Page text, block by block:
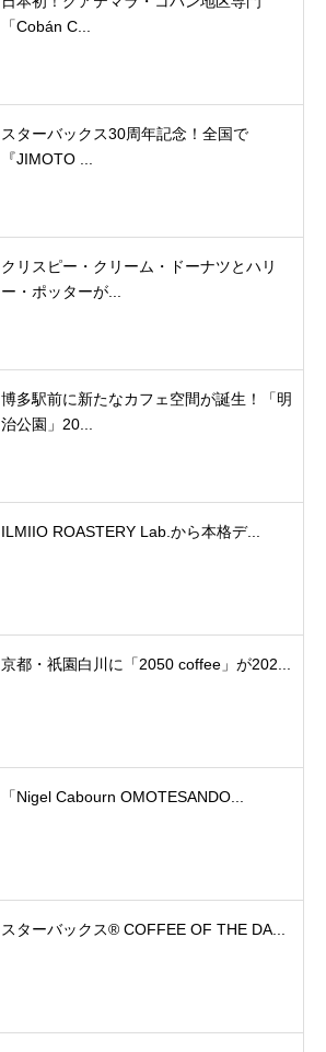
「Cobán C...
スターバックス30周年記念！全国で
『JIMOTO ...
クリスピー・クリーム・ドーナツとハリ
ー・ポッターが...
博多駅前に新たなカフェ空間が誕生！「明
治公園」20...
ILMIIO ROASTERY Lab.から本格デ...
京都・祇園白川に「2050 coffee」が202...
「Nigel Cabourn OMOTESANDO...
スターバックス® COFFEE OF THE DA...